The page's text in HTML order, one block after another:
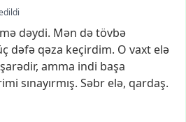
dəydi. Mən dətövbə
dəfə qəza keçirdim. O vaxt elə
amma indi başa
sınayırmış. Səbr elə, qardaş.